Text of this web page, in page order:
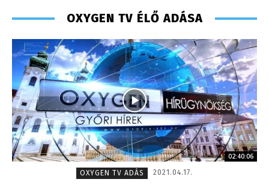
OXYGEN TV ÉLŐ ADÁSA
02:40:06
OXYGEN TV ADÁS
2021.04.17.